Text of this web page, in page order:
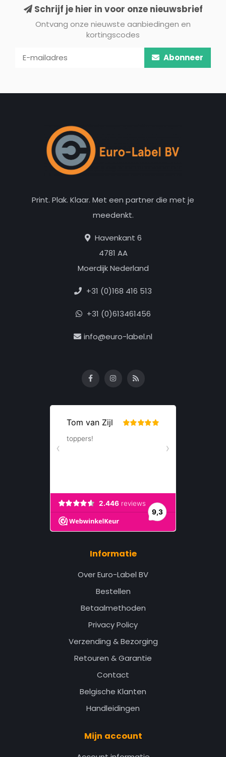
Schrijf je hier in voor onze nieuwsbrief
Ontvang onze nieuwste aanbiedingen en
kortingscodes
Abonneer
Print. Plak. Klaar. Met een partner die met je
meedenkt.
Havenkant 6
4781 AA
Moerdijk Nederland
+31 (0)168 416 513
+31 (0)613461456
info@euro-label.nl
Informatie
Over Euro-Label BV
Bestellen
Betaalmethoden
Privacy Policy
Verzending & Bezorging
Retouren & Garantie
Contact
Belgische Klanten
Handleidingen
Mijn account